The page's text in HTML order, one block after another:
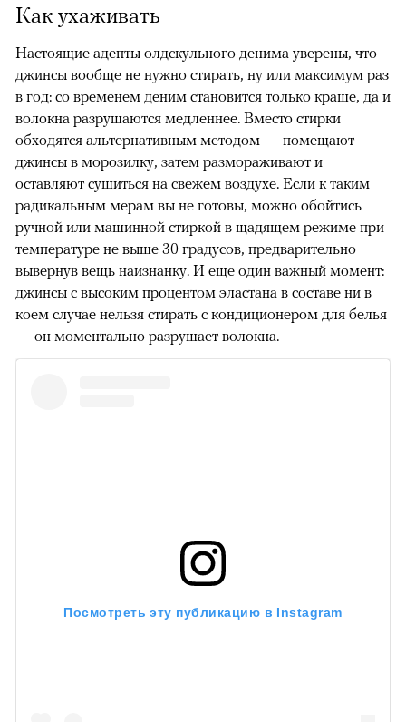
Как ухаживать
Настоящие адепты олдскульного денима уверены, что
джинсы вообще не нужно стирать, ну или максимум раз
в год: со временем деним становится только краше, да и
волокна разрушаются медленнее. Вместо стирки
обходятся альтернативным методом — помещают
джинсы в морозилку, затем размораживают и
оставляют сушиться на свежем воздухе. Если к таким
радикальным мерам вы не готовы, можно обойтись
ручной или машинной стиркой в щадящем режиме при
температуре не выше 30 градусов, предварительно
вывернув вещь наизнанку. И еще один важный момент:
джинсы с высоким процентом эластана в составе ни в
коем случае нельзя стирать с кондиционером для белья
— он моментально разрушает волокна.
Посмотреть эту публикацию в Instagram